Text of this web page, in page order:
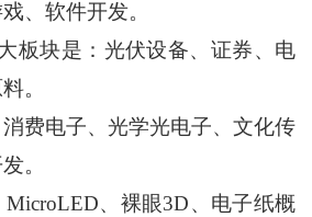
、软件开发。
板块是：光伏设备、证券、电
。
费电子、光学光电子、文化传
。
、裸眼3D、电子纸概